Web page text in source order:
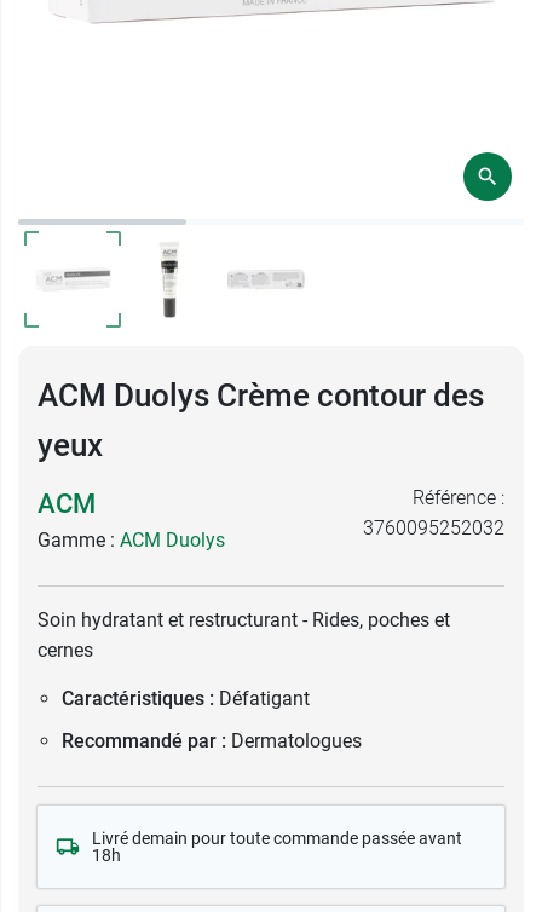
ACM Duolys Crème contour des
yeux
ACM
Gamme : ACM Duolys
Référence :
3760095252032
Soin hydratant et restructurant - Rides, poches et
cernes
Caractéristiques : Défatigant
Recommandé par : Dermatologues
Livré demain pour toute commande passée avant
18h